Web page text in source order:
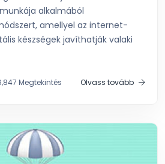
alkalmából
amellyel az internet-
készségek javíthatják valaki
Megtekintés Olvass tovább